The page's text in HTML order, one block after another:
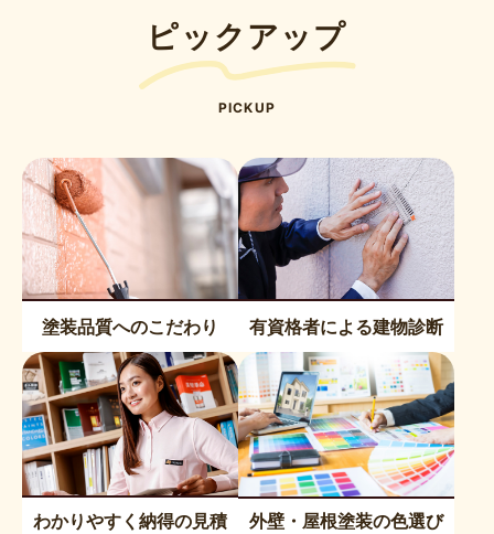
ピックアップ
PICKUP
塗装品質へのこだわり 有資格者による建物診断
わかりやすく納得の見積
外壁・屋根塗装の色選び